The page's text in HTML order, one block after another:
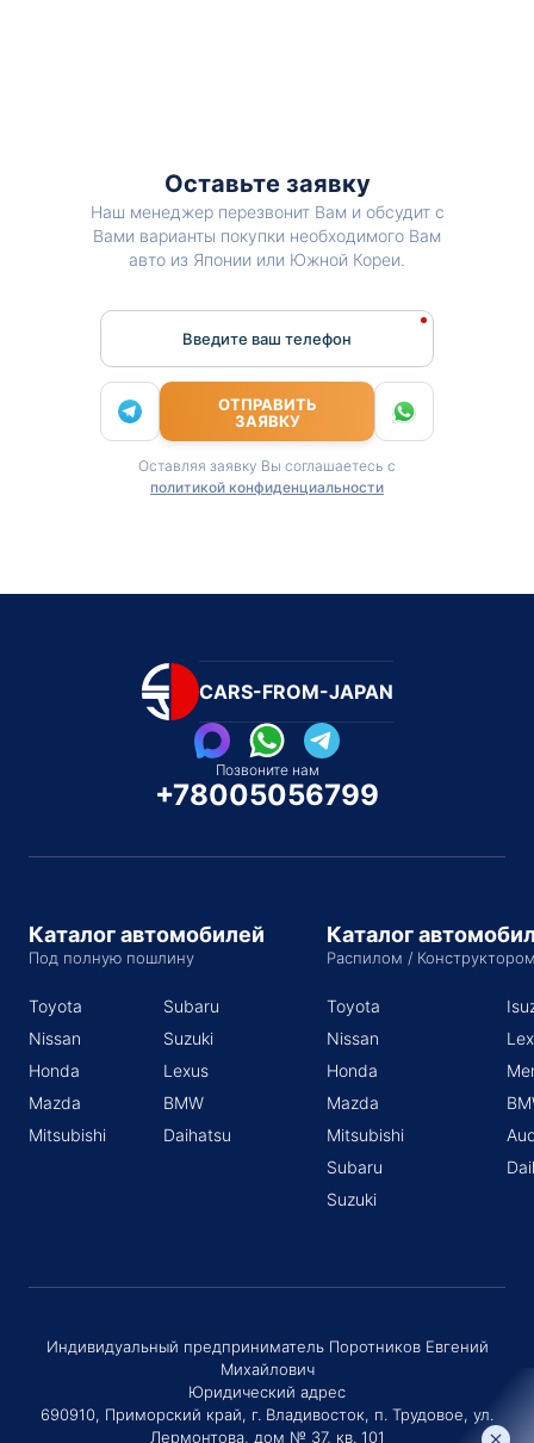
Оставьте заявку
Наш менеджер перезвонит Вам и обсудит с
Вами варианты покупки необходимого Вам
авто из Японии или Южной Кореи.
Введите ваш телефон
ОТПРАВИТЬ
ЗАЯВКУ
Оставляя заявку Вы соглашаетесь с
политикой конфиденциальности
CARS-FROM-JAPAN
Позвоните нам
+78005056799
Каталог автомобилей
Под полную пошлину
Toyota
Nissan
Honda
Mazda
Mitsubishi
Subaru
Suzuki
Lexus
BMW
Daihatsu
Каталог
Распилом /
Toyota
Nissan
Honda
Mazda
Mitsubishi
Subaru
Suzuki
Индивидуальный предприниматель Поротников Евгений
Михайлович
Юридический адрес
690910, Приморский край, г. Владивосток, п. Трудовое, ул.
Лермонтова, дом № 37, кв. 101